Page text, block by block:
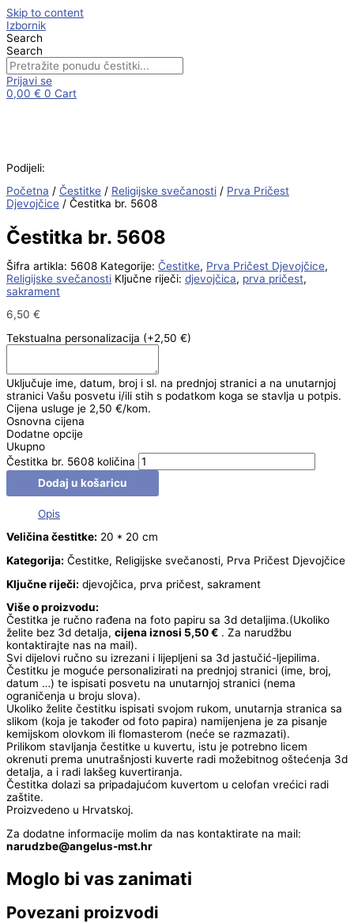
Skip to content
Izbornik
Search
Search
Prijavi se
0,00 € 0 Cart
Podijeli:
Početna / Čestitke / Religijske svečanosti / Prva Pričest
Djevojčice / Čestitka br. 5608
Čestitka br. 5608
Šifra artikla: 5608 Kategorije: Čestitke, Prva Pričest Djevojčice,
Religijske svečanosti Ključne riječi: djevojčica, prva pričest,
sakrament
6,50 €
Tekstualna personalizacija (+2,50 €)
Uključuje ime, datum, broj i sl. na prednjoj stranici a na unutarnjoj
stranici Vašu posvetu i/ili stih s podatkom koga se stavlja u potpis.
Cijena usluge je 2,50 €/kom.
Osnovna cijena
Dodatne opcije
Ukupno
Čestitka br. 5608 količina
Dodaj u košaricu
Opis
Veličina čestitke: 20 * 20 cm
Kategorija: Čestitke, Religijske svečanosti, Prva Pričest Djevojčice
Ključne riječi: djevojčica, prva pričest, sakrament
Više o proizvodu:
Čestitka je ručno rađena na foto papiru sa 3d detaljima.(Ukoliko
želite bez 3d detalja, cijena iznosi 5,50 € . Za narudžbu
kontaktirajte nas na mail).
Svi dijelovi ručno su izrezani i lijepljeni sa 3d jastučić-ljepilima.
Čestitku je moguće personalizirati na prednjoj stranici (ime, broj,
datum …) te ispisati posvetu na unutarnjoj stranici (nema
ograničenja u broju slova).
Ukoliko želite čestitku ispisati svojom rukom, unutarnja stranica sa
slikom (koja je također od foto papira) namijenjena je za pisanje
kemijskom olovkom ili flomasterom (neće se razmazati).
Prilikom stavljanja čestitke u kuvertu, istu je potrebno licem
okrenuti prema unutrašnjosti kuverte radi možebitnog oštećenja 3d
detalja, a i radi lakšeg kuvertiranja.
Čestitka dolazi sa pripadajućom kuvertom u celofan vrećici radi
zaštite.
Proizvedeno u Hrvatskoj.
Za dodatne informacije molim da nas kontaktirate na mail:
rh.tsm-sulegna
@ebzduran
Moglo bi vas zanimati
Povezani proizvodi